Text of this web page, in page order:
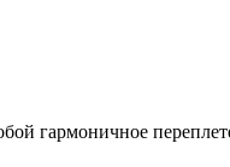
гармоничное